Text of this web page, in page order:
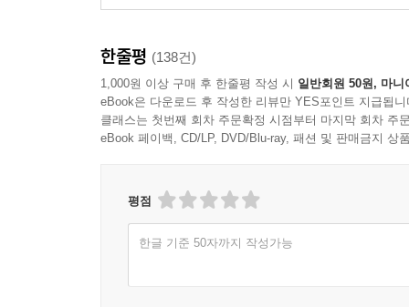
한줄평 (138건)
1,000원 이상 구매 후 한줄평 작성 시 일반회원 50원, 마니
eBook은 다운로드 후 작성한 리뷰만 YES포인트 지급됩니
클래스는 첫번째 회차 주문확정 시점부터 마지막 회차 주
eBook 페이백, CD/LP, DVD/Blu-ray, 패션 및 판매금지 상
평점
한글 기준 50자까지 작성가능